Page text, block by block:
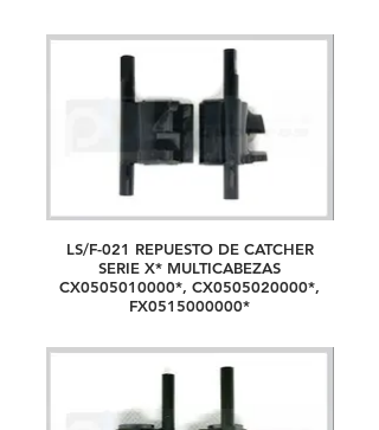
LS/F-021 REPUESTO DE CATCHER
SERIE X* MULTICABEZAS
CX0505010000*, CX0505020000*,
FX0515000000*